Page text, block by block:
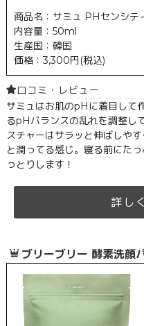
商品名：サミュ PHセンシテ
内容量：50ml
生産国：韓国
価格：3,300円(税込)
口コミ・レビュー
サミュはお肌のpHに着目して
るpHバランスの乱れを調整し
スチャーはサラッと伸ばしや
と潤ってる感じ。寝る前にた
っとりします！
詳しく
ブリーブリー 酵素洗顔